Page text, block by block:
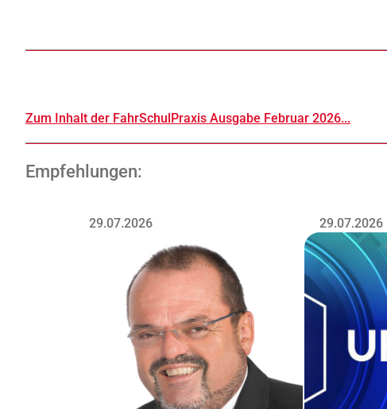
Zum Inhalt der FahrSchulPraxis Ausgabe Februar 2026...
Empfehlungen:
29.07.2026 29.07.2026